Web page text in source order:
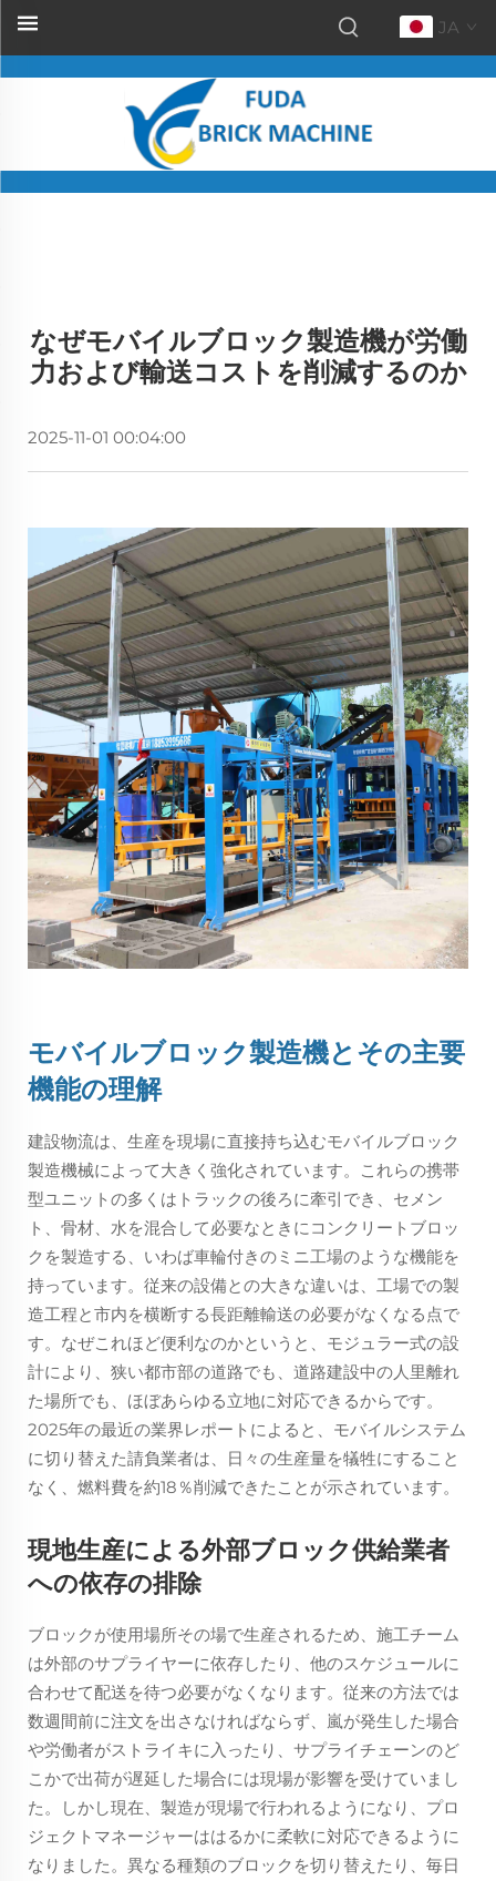
JA
なぜモバイルブロック製造機が労働
力および輸送コストを削減するのか
2025-11-01 00:04:00
モバイルブロック製造機とその主要
機能の理解
建設物流は、生産を現場に直接持ち込むモバイルブロック
製造機械によって大きく強化されています。これらの携帯
型ユニットの多くはトラックの後ろに牽引でき、セメン
ト、骨材、水を混合して必要なときにコンクリートブロッ
クを製造する、いわば車輪付きのミニ工場のような機能を
持っています。従来の設備との大きな違いは、工場での製
造工程と市内を横断する長距離輸送の必要がなくなる点で
す。なぜこれほど便利なのかというと、モジュラー式の設
計により、狭い都市部の道路でも、道路建設中の人里離れ
た場所でも、ほぼあらゆる立地に対応できるからです。
2025年の最近の業界レポートによると、モバイルシステム
に切り替えた請負業者は、日々の生産量を犠牲にすること
なく、燃料費を約18％削減できたことが示されています。
現地生産による外部ブロック供給業者
への依存の排除
ブロックが使用場所その場で生産されるため、施工チーム
は外部のサプライヤーに依存したり、他のスケジュールに
合わせて配送を待つ必要がなくなります。従来の方法では
数週間前に注文を出さなければならず、嵐が発生した場合
や労働者がストライキに入ったり、サプライチェーンのど
こかで出荷が遅延した場合には現場が影響を受けていまし
た。しかし現在、製造が現場で行われるようになり、プロ
ジェクトマネージャーははるかに柔軟に対応できるように
なりました。異なる種類のブロックを切り替えたり、毎日